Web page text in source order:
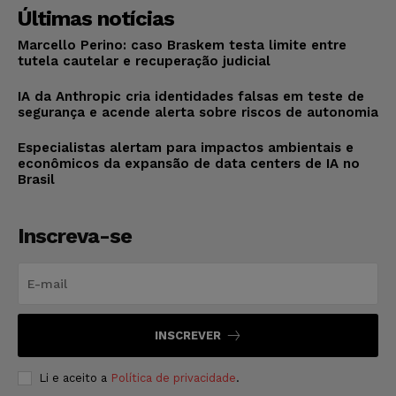
Últimas notícias
Marcello Perino: caso Braskem testa limite entre
tutela cautelar e recuperação judicial
IA da Anthropic cria identidades falsas em teste de
segurança e acende alerta sobre riscos de autonomia
Especialistas alertam para impactos ambientais e
econômicos da expansão de data centers de IA no
Brasil
Inscreva-se
INSCREVER
Li e aceito a Política de privacidade.